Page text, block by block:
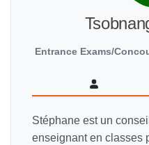
Entrance Exams/
Stéphane est un
enseignant en classes